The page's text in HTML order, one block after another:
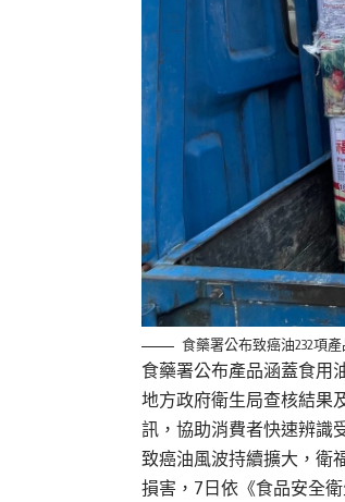
食藥署公布致癌油232項
食藥署公布產品涵蓋食用
地方政府衛生局查核結果
訊，協助消費者快速辨識
致癌油風波持續擴大，衛
損害，7日依《食品安全